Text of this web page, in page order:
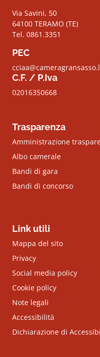
Via Savini, 50
64100 TERAMO (TE)
Tel. 0861.3351
PEC
C.F. / P.Iva
02016350668
Trasparenza
Amministrazione
Albo camerale
Bandi di gara
Bandi di concorso
Link utili
Mappa del sito
Privacy
Social media policy
Cookie policy
Note legali
Accessibilità
Dichiarazione di